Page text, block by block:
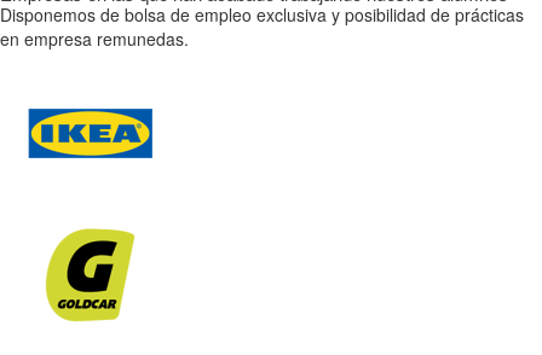
Disponemos de bolsa de empleo exclusiva y posibilidad de prácticas
en empresa remunedas.